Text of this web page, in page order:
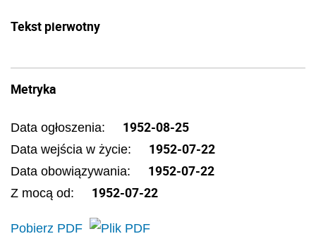
Tekst pierwotny
Metryka
Data ogłoszenia: 1952-08-25
Data wejścia w życie: 1952-07-22
Data obowiązywania: 1952-07-22
Z mocą od: 1952-07-22
Pobierz PDF